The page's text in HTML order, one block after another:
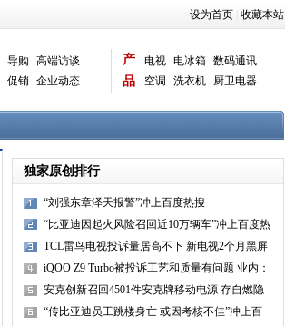
设为首页 收藏本站
导购
高端访谈
促销 企业动态
产
品
电视 电冰箱 数码通讯
空调
洗衣机
厨卫电器
独家原创排行
“刘强东章泽天报警”冲上百度热搜
“比亚迪因起火风险召回近10万辆车”冲上百度热
搜
TCL雷鸟电视投诉量居高不下 新电视2个月黑屏
问题频现
iQOO Z9 Turbo被投诉工艺和质量有问题 业内：
慎买子品
安克创新召回4501件安克牌移动电源 存自燃隐
患
“传比亚迪员工跳楼身亡 或因考核不佳”冲上百